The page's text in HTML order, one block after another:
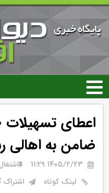
ضامن به اهالی
۱۴۰۵/۲/۲۳ 11:29
لینک کوتاه
اشتراک